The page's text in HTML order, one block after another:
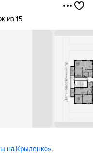
из 15
на Крыленко»,